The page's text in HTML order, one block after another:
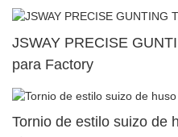
JSWAY PRECISE
para Factory
Tornio de estilo suizo de